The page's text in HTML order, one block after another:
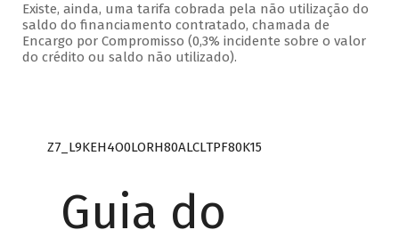
Existe, ainda, uma tarifa cobrada pela não utilização do
saldo do financiamento contratado, chamada de
Encargo por Compromisso (0,3% incidente sobre o valor
do crédito ou saldo não utilizado).
Z7_L9KEH4O0LORH80ALCLTPF80K15
Guia do